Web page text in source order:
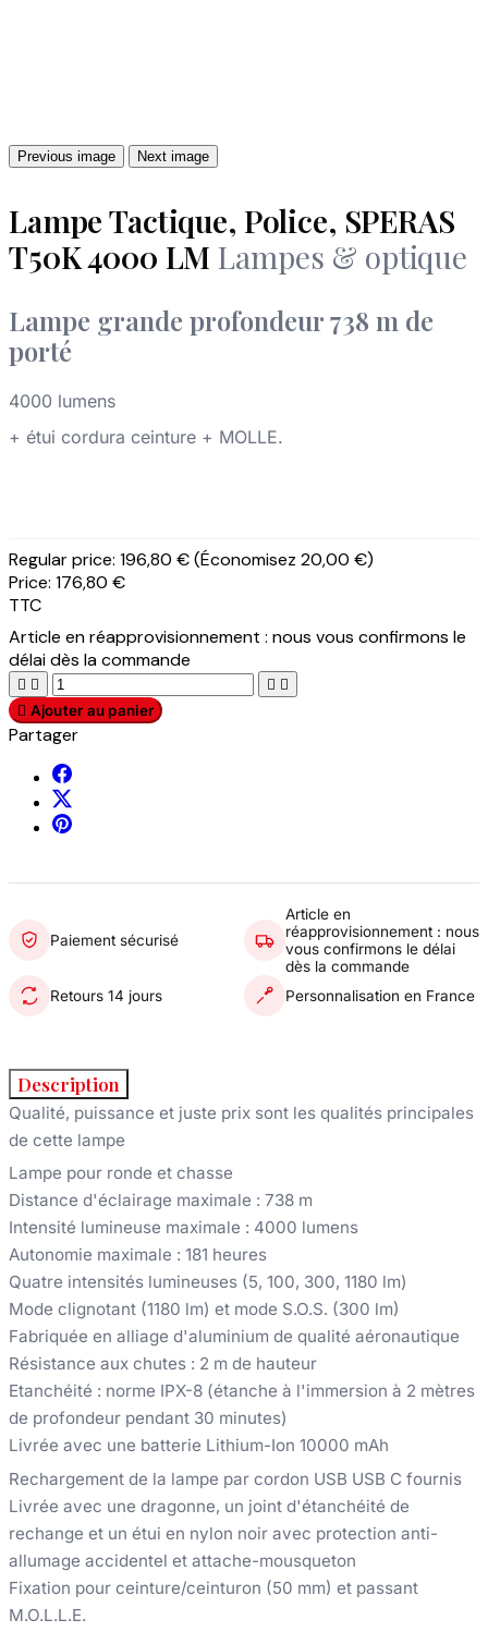
Previous image Next image
Lampe Tactique, Police, SPERAS
T50K 4000 LM Lampes & optique
Lampe grande profondeur 738 m de
porté
4000 lumens
+ étui cordura ceinture + MOLLE.
Regular price: 196,80 €(Économisez 20,00 €)
Price: 176,80 €
TTC
Article en réapprovisionnement : nous vous confirmons le
délai dès la commande
   
 Ajouter au panier
Partager
Paiement sécurisé
Article en
réapprovisionnement : nous
vous confirmons le délai
dès la commande
Retours 14 jours
Personnalisation en France
Description
Qualité, puissance et juste prix sont les qualités principales
de cette lampe
Lampe pour ronde et chasse
Distance d'éclairage maximale : 738 m
Intensité lumineuse maximale : 4000 lumens
Autonomie maximale : 181 heures
Quatre intensités lumineuses (5, 100, 300, 1180 lm)
Mode clignotant (1180 lm) et mode S.O.S. (300 lm)
Fabriquée en alliage d'aluminium de qualité aéronautique
Résistance aux chutes : 2 m de hauteur
Etanchéité : norme IPX-8 (étanche à l'immersion à 2 mètres
de profondeur pendant 30 minutes)
Livrée avec une batterie Lithium-Ion 10000 mAh
Rechargement de la lampe par cordon USB USB C fournis
Livrée avec une dragonne, un joint d'étanchéité de
rechange et un étui en nylon noir avec protection anti-
allumage accidentel et attache-mousqueton
Fixation pour ceinture/ceinturon (50 mm) et passant
M.O.L.L.E.